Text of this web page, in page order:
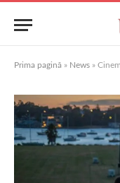
Prima pagină » News » Cinema